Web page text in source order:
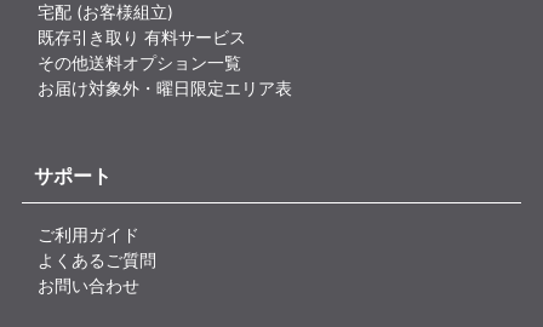
宅配 (お客様組立)
既存引き取り 有料サービス
その他送料オプション一覧
お届け対象外・曜日限定エリア表
サポート
ご利用ガイド
よくあるご質問
お問い合わせ